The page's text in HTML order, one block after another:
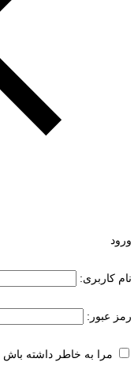
ورود
نام کاربری:
رمز عبور:
مرا به خاطر داشته باش